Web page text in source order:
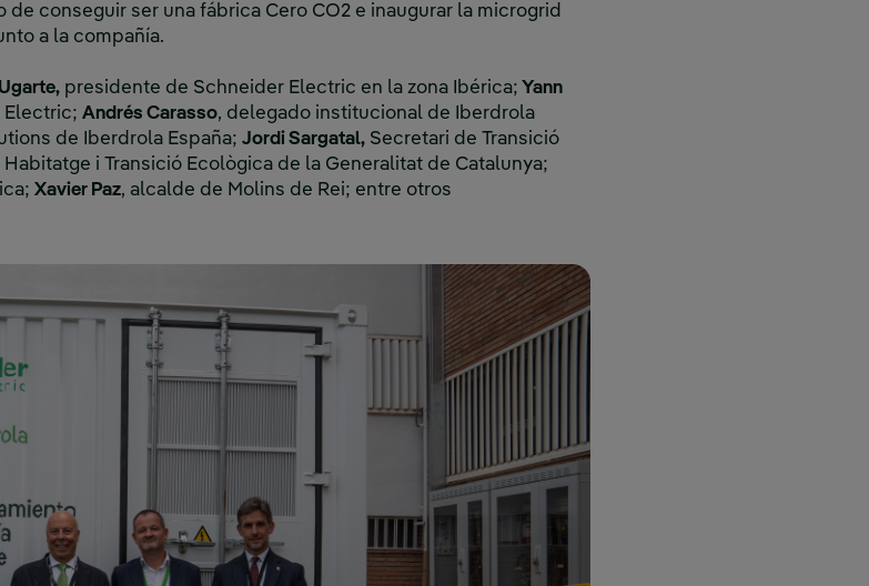
conseguir ser una fábrica Cero CO2 e inaugurar la microgrid
a la compañía.
presidente de Schneider Electric en la zona Ibérica; Yann
Electric; Andrés Carasso, delegado institucional de Iberdrola
de Iberdrola España; Jordi Sargatal, Secretari de Transició
i Transició Ecològica de la Generalitat de Catalunya;
Xavier Paz, alcalde de Molins de Rei; entre otros